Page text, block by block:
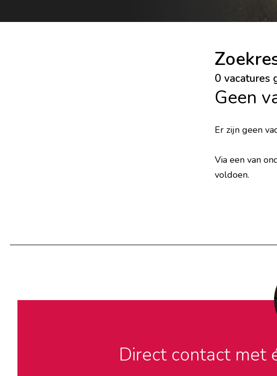
0 vacatures
Geen
Er zijn geen
Via een van
voldoen.
Direct contact met